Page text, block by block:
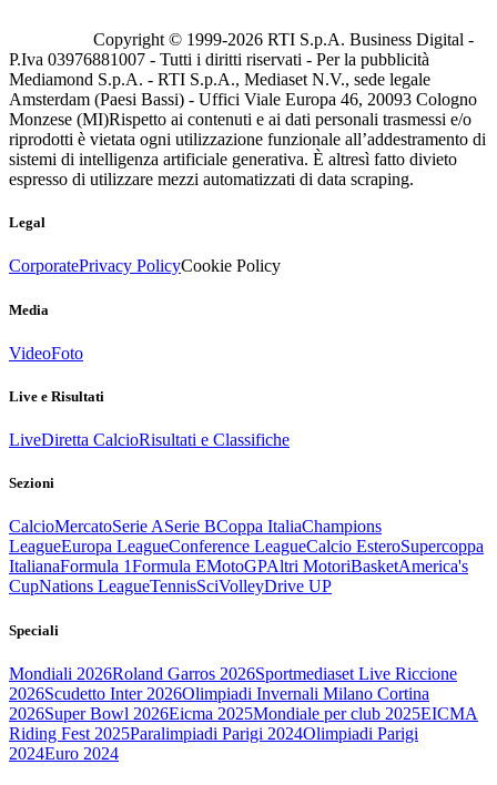
Copyright © 1999-2026 RTI S.p.A. Business Digital -
P.Iva 03976881007 - Tutti i diritti riservati - Per la pubblicità
Mediamond S.p.A. - RTI S.p.A., Mediaset N.V., sede legale
Amsterdam (Paesi Bassi) - Uffici Viale Europa 46, 20093 Cologno
Monzese (MI)Rispetto ai contenuti e ai dati personali trasmessi e/o
riprodotti è vietata ogni utilizzazione funzionale all’addestramento di
sistemi di intelligenza artificiale generativa. È altresì fatto divieto
espresso di utilizzare mezzi automatizzati di data scraping.
Legal
CorporatePrivacy PolicyCookie Policy
Media
VideoFoto
Live e Risultati
LiveDiretta CalcioRisultati e Classifiche
Sezioni
CalcioMercatoSerie ASerie BCoppa ItaliaChampions
LeagueEuropa LeagueConference LeagueCalcio EsteroSupercoppa
ItalianaFormula 1Formula EMotoGPAltri MotoriBasketAmerica's
CupNations LeagueTennisSciVolleyDrive UP
Speciali
Mondiali 2026Roland Garros 2026Sportmediaset Live Riccione
2026Scudetto Inter 2026Olimpiadi Invernali Milano Cortina
2026Super Bowl 2026Eicma 2025Mondiale per club 2025EICMA
Riding Fest 2025Paralimpiadi Parigi 2024Olimpiadi Parigi
2024Euro 2024